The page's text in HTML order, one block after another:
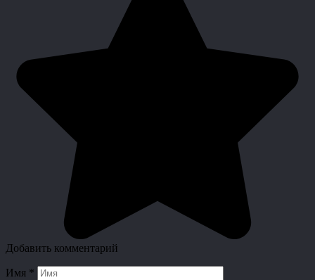
Добавить комментарий
Имя *